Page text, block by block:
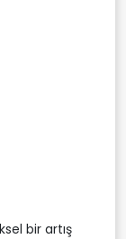
bir artış